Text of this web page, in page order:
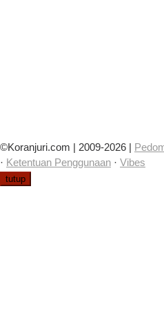
©Koranjuri.com | 2009-2026 |
· Ketentuan Penggunaan · Vibes
tutup